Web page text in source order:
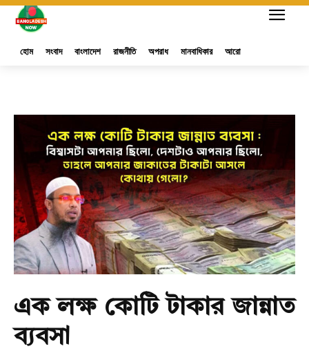
হোম সংবাদ বাংলাদেশ রাজনীতি অপরাধ মানবাধিকার আরো
এক লক্ষ কোটি টাকার জান্নাত
ব্যবসা